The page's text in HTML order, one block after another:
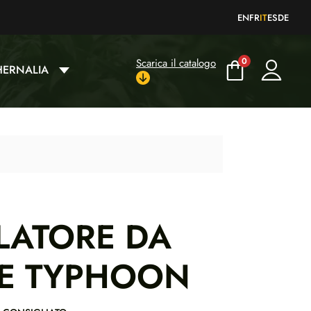
ENFRITESDE
Scarica il catalogo 0
DA
TYPHOON